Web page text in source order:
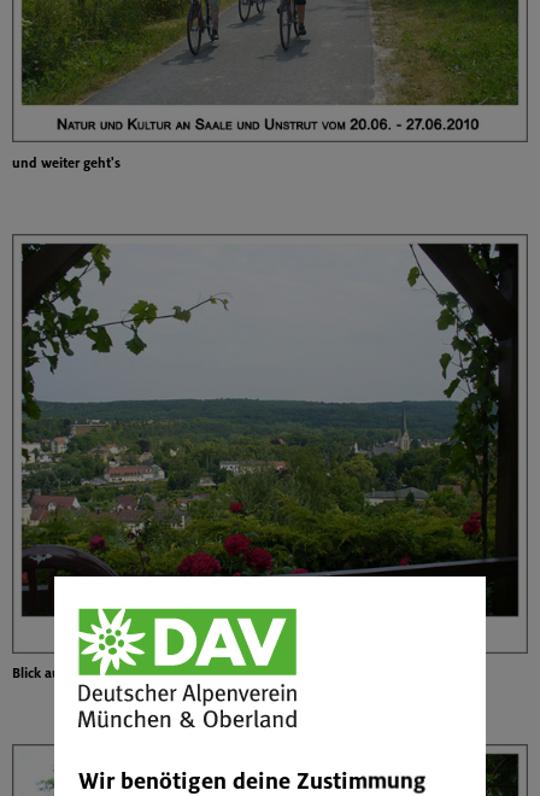
und weiter geht's
Blick auf Bad Kösen
Wir benötigen deine Zustimmung